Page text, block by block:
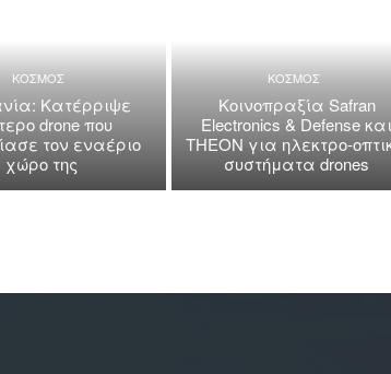
ΚΟΣΜΟΣ
Κατέρριψε
drone που
τον εναέριο
χώρο της
ΚΟΣΜΟΣ
Κοινοπραξία Safran
Electronics & Defense και
THEON για ηλεκτρο-
συστήματα drones